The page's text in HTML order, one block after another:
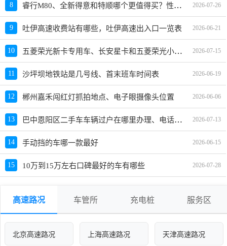
8 睿行M80、全新得意和特顺哪个更值得买？性价比、配置对比 2026-07-26
9 吐伊高速收费站有哪些，吐伊高速出入口一览表 2026-06-21
10 五菱荣光新卡专用车、长安星卡和五菱荣光小卡哪个更值得买？性价比、配置对比 2026-07-15
11 沙坪坝地铁站是几号线、首末班车时间表 2026-06-19
12 郴州嘉禾闯红灯抓拍地点、电子眼摄像头位置 2026-06-06
13 巴中恩阳区二手车车辆过户在哪里办理、电话、上班时间 2026-07-13
14 手动挡的车哪一款最好 2026-06-15
15 10万到15万左右口碑最好的车有哪些 2026-07-28
高速路况 车管所 充电桩 服务区
北京高速路况 上海高速路况 天津高速路况